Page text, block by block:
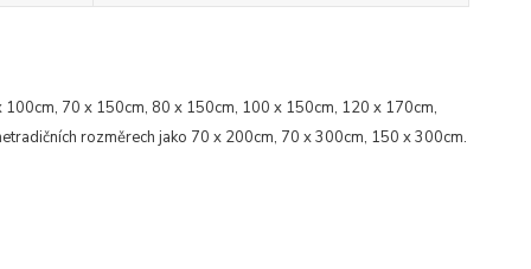
70 x 150cm, 80 x 150cm, 100 x 150cm, 120 x 170cm,
rozměrech jako 70 x 200cm, 70 x 300cm, 150 x 300cm.